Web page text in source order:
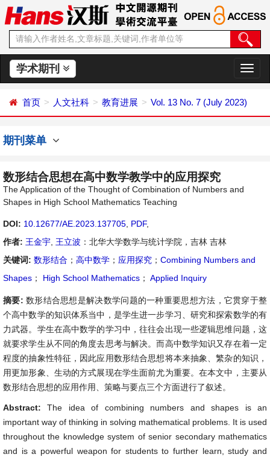
学术期刊
切
换
首页 人文社科 教育进展 Vol. 13 No. 7 (July 2023)
期刊菜单
数形结合思想在高中数学教学中的应用探究
The Application of the Thought of Combination of Numbers and
Shapes in High School Mathematics Teaching
DOI: 10.12677/AE.2023.137705 PDF,
作者: 王金宇 王立波 ：北华大学数学与统计学院，吉林 吉林
关键词: 数形结合 ； 高中数学 ； 应用探究 ； Combining Numbers and
Shapes ； High School Mathematics ； Applied Inquiry
摘要: 数形结合思想是解决数学问题的一种重要思想方法，它贯穿于整
个高中数学的知识体系当中，是学生进一步学习、研究和探索数学的有
力武器。学生在高中数学的学习中，往往会出现一些逻辑思维问题，这
就要求学生从不同的角度去思考与解决。而高中数学知识又存在着一定
程度的抽象性特征，因此应用数形结合思想将本来抽象、繁杂的知识，
用更加形象、生动的方式展现在学生面前尤为重要。在本文中，主要从
数形结合思想的应用作用、策略与要点三个方面进行了叙述。
Abstract:The idea of combining numbers and shapes is an
important way of thinking in solving mathematical problems. It is used
throughout the knowledge system of senior secondary mathematics
and is a powerful weapon for students to further learn, study and